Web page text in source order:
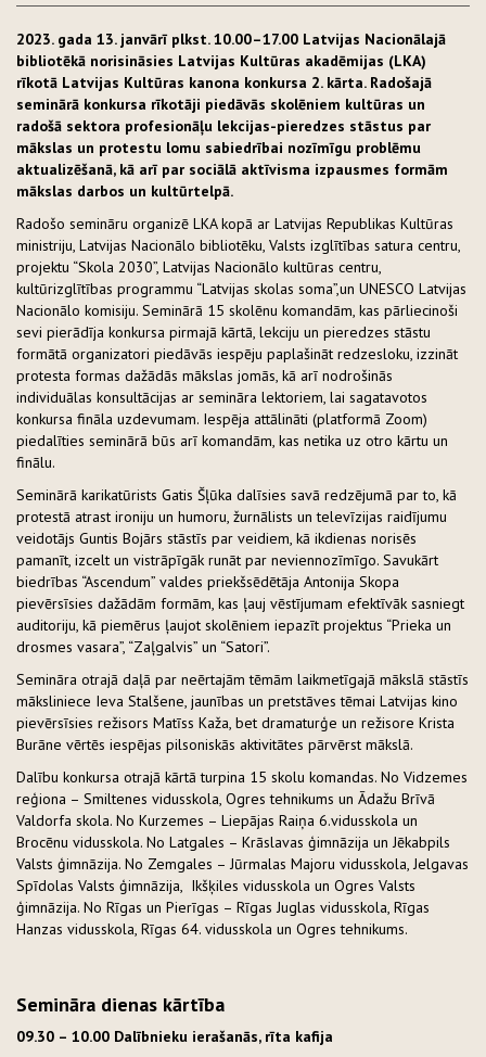
2023. gada 13. janvārī plkst. 10.00–17.00 Latvijas Nacionālajā
bibliotēkā norisināsies Latvijas Kultūras akadēmijas (LKA)
rīkotā Latvijas Kultūras kanona konkursa 2. kārta. Radošajā
seminārā konkursa rīkotāji piedāvās skolēniem kultūras un
radošā sektora profesionāļu lekcijas-pieredzes stāstus par
mākslas un protestu lomu sabiedrībai nozīmīgu problēmu
aktualizēšanā, kā arī par sociālā aktīvisma izpausmes formām
mākslas darbos un kultūrtelpā.
Radošo semināru organizē LKA kopā ar Latvijas Republikas Kultūras
ministriju, Latvijas Nacionālo bibliotēku, Valsts izglītības satura centru,
projektu “Skola 2030”, Latvijas Nacionālo kultūras centru,
kultūrizglītības programmu “Latvijas skolas soma”,un UNESCO Latvijas
Nacionālo komisiju. Seminārā 15 skolēnu komandām, kas pārliecinoši
sevi pierādīja konkursa pirmajā kārtā, lekciju un pieredzes stāstu
formātā organizatori piedāvās iespēju paplašināt redzesloku, izzināt
protesta formas dažādās mākslas jomās, kā arī nodrošinās
individuālas konsultācijas ar semināra lektoriem, lai sagatavotos
konkursa fināla uzdevumam. Iespēja attālināti (platformā Zoom)
piedalīties seminārā būs arī komandām, kas netika uz otro kārtu un
finālu.
Seminārā karikatūrists Gatis Šļūka dalīsies savā redzējumā par to, kā
protestā atrast ironiju un humoru, žurnālists un televīzijas raidījumu
veidotājs Guntis Bojārs stāstīs par veidiem, kā ikdienas norisēs
pamanīt, izcelt un vistrāpīgāk runāt par neviennozīmīgo. Savukārt
biedrības “Ascendum” valdes priekšsēdētāja Antonija Skopa
pievērsīsies dažādām formām, kas ļauj vēstījumam efektīvāk sasniegt
auditoriju, kā piemērus ļaujot skolēniem iepazīt projektus “Prieka un
drosmes vasara”, “Zaļgalvis” un “Satori”.
Semināra otrajā daļā par neērtajām tēmām laikmetīgajā mākslā stāstīs
māksliniece Ieva Stalšene, jaunības un pretstāves tēmai Latvijas kino
pievērsīsies režisors Matīss Kaža, bet dramaturģe un režisore Krista
Burāne vērtēs iespējas pilsoniskās aktivitātes pārvērst mākslā.
Dalību konkursa otrajā kārtā turpina 15 skolu komandas. No Vidzemes
reģiona – Smiltenes vidusskola, Ogres tehnikums un Ādažu Brīvā
Valdorfa skola. No Kurzemes – Liepājas Raiņa 6.vidusskola un
Brocēnu vidusskola. No Latgales – Krāslavas ģimnāzija un Jēkabpils
Valsts ģimnāzija. No Zemgales – Jūrmalas Majoru vidusskola, Jelgavas
Spīdolas Valsts ģimnāzija, Ikšķiles vidusskola un Ogres Valsts
ģimnāzija. No Rīgas un Pierīgas – Rīgas Juglas vidusskola, Rīgas
Hanzas vidusskola, Rīgas 64. vidusskola un Ogres tehnikums.
Semināra dienas kārtība
09.30 – 10.00 Dalībnieku ierašanās, rīta kafija